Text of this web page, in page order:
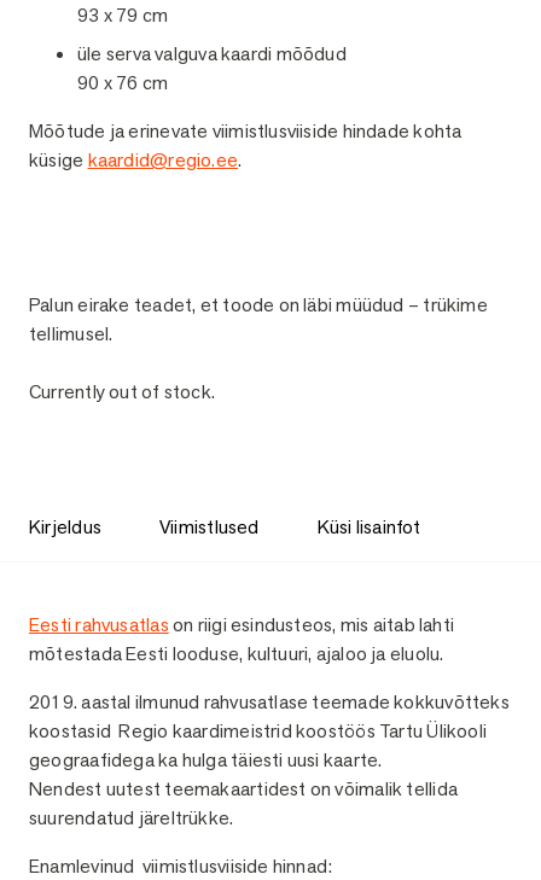
93 x 79 cm
üle serva valguva kaardi mõõdud
90 x 76 cm
Mõõtude ja erinevate viimistlusviiside hindade kohta
küsige kaardid@regio.ee.
Palun eirake teadet, et toode on läbi müüdud – trükime
tellimusel.
Currently out of stock.
Kirjeldus Viimistlused Küsi lisainfot
Kirjeldus
Eesti rahvusatlason riigi esindusteos, mis aitab lahti
mõtestada Eesti looduse, kultuuri, ajaloo ja eluolu.
2019. aastal ilmunud rahvusatlase teemade kokkuvõtteks
koostasid Regio kaardimeistrid koostöös Tartu Ülikooli
geograafidega ka hulga täiesti uusi kaarte.
Nendest uutest teemakaartidest on võimalik tellida
suurendatud järeltrükke.
Enamlevinud viimistlusviiside hinnad: